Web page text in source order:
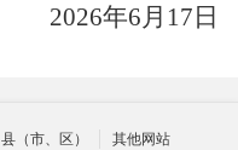
2026年6月17日
县（市、区） 其他网站